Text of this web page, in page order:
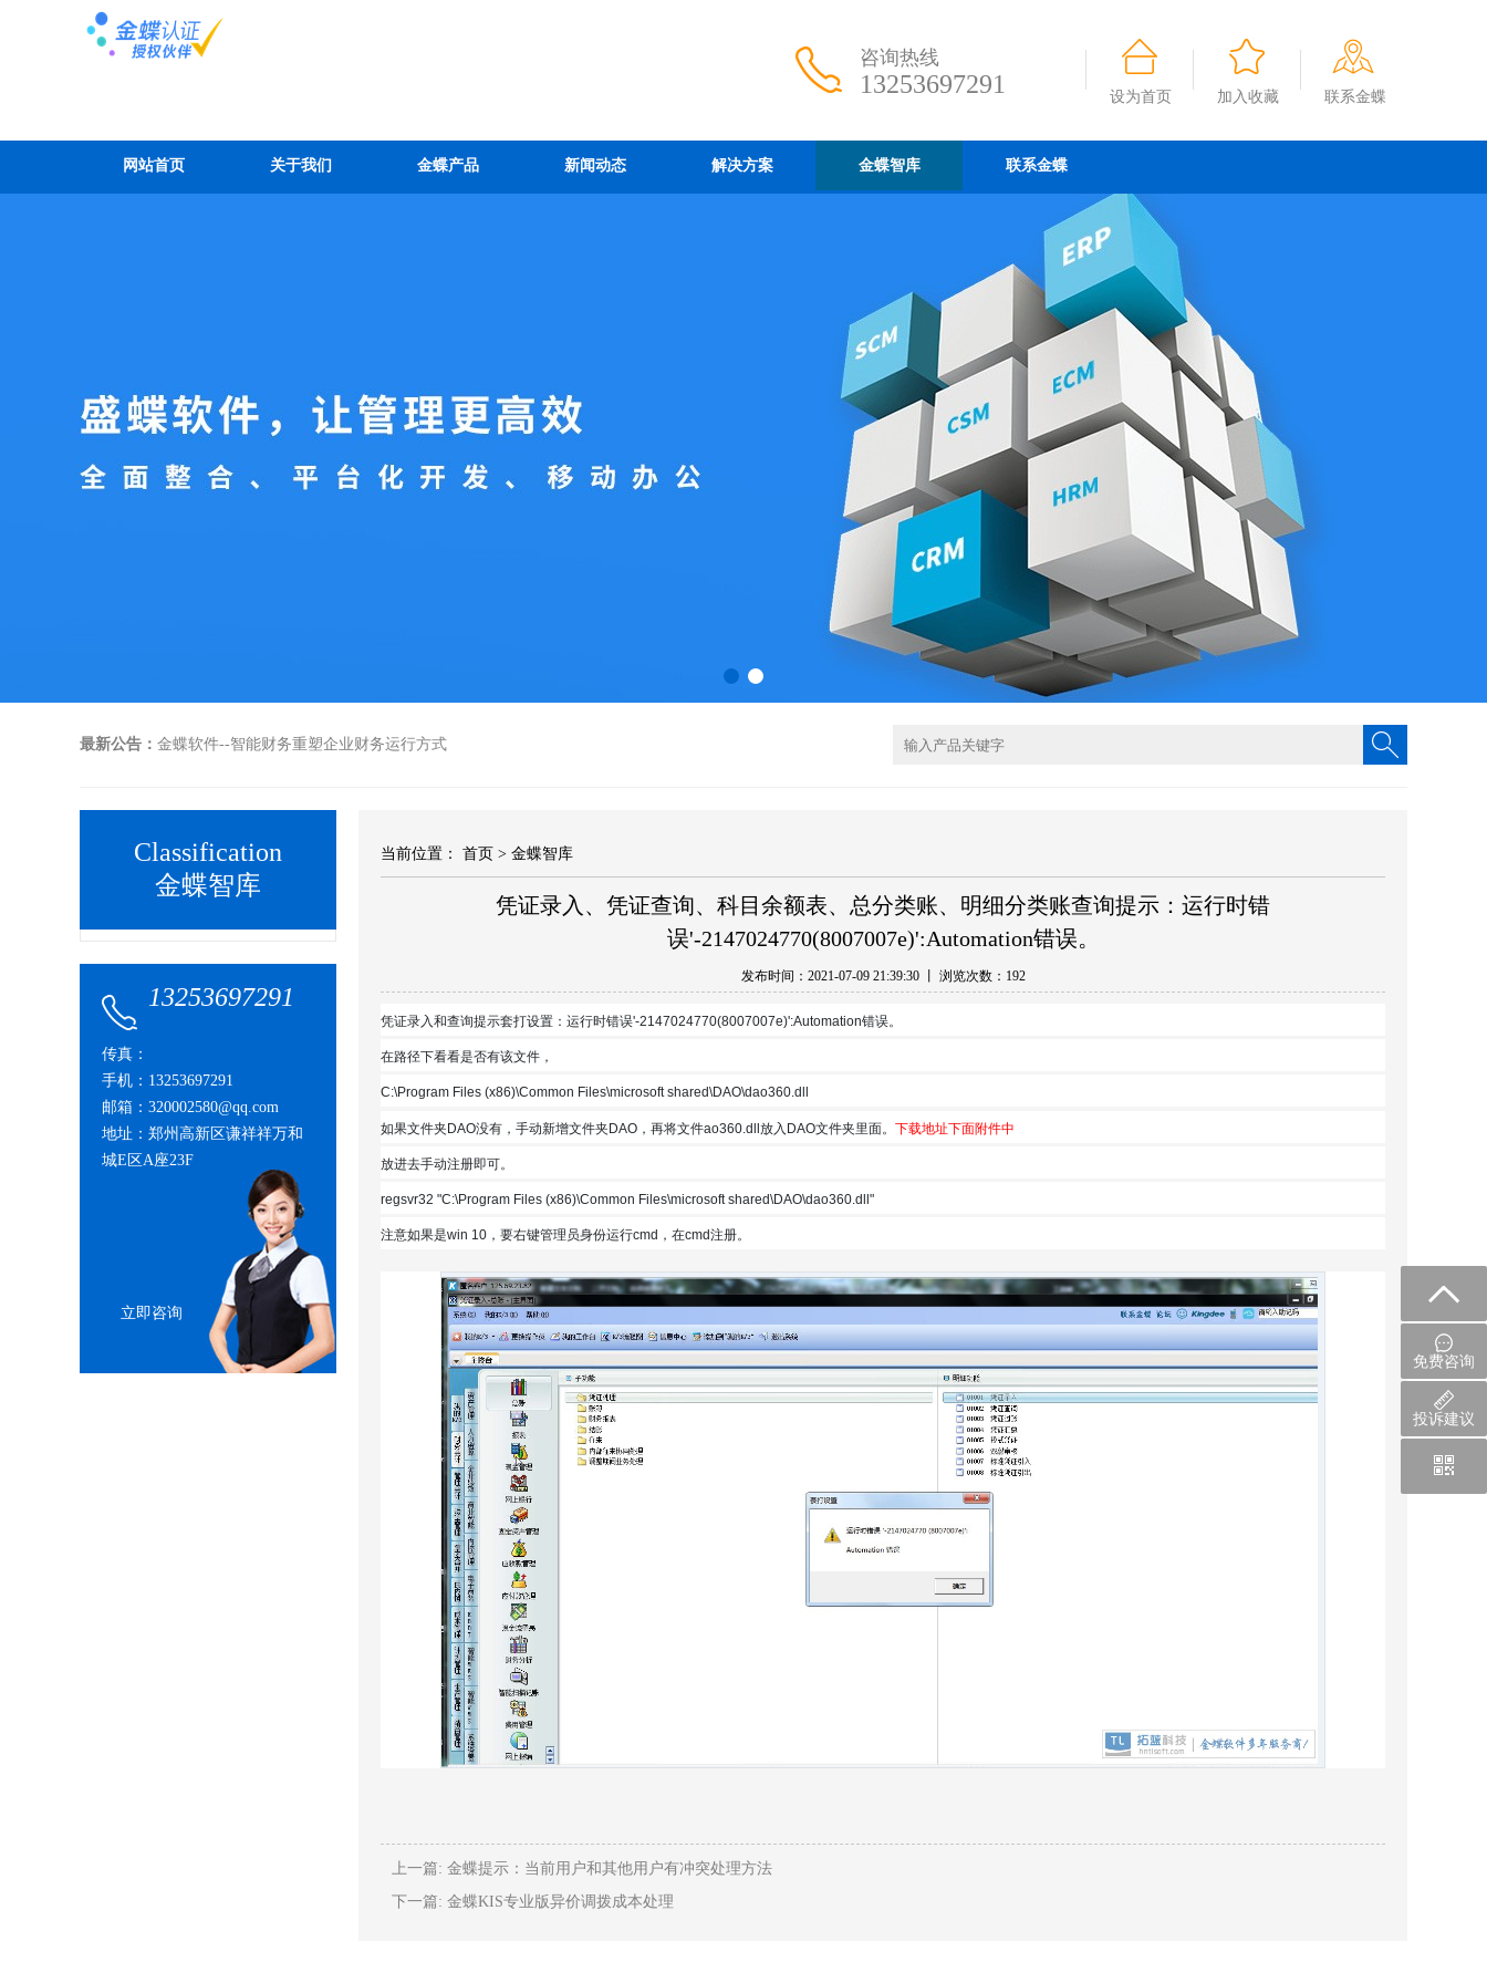
咨询热线
13253697291 设为首页 加入收藏 联系金蝶
网站首页 关于我们 金蝶产品 新闻动态 解决方案 金蝶智库 联系金蝶
最新公告： 金蝶软件--智能财务重塑企业财务运行方式
Classification
金蝶智库
13253697291
传真：
手机：13253697291
邮箱：320002580@qq.com
地址：郑州高新区谦祥祥万和
城E区A座23F
立即咨询
当前位置： 首页 > 金蝶智库
凭证录入、凭证查询、科目余额表、总分类账、明细分类账查询提示：运行时错
误'-2147024770(8007007e)':Automation错误。
发布时间：2021-07-09 21:39:30 丨 浏览次数：192
凭证录入和查询提示套打设置：运行时错误'-2147024770(8007007e)':Automation错误。
在路径下看看是否有该文件，
C:\Program Files (x86)\Common Files\microsoft shared\DAO\dao360.dll
如果文件夹DAO没有，手动新增文件夹DAO，再将文件ao360.dll放入DAO文件夹里面。 下载地址下面附件中
放进去手动注册即可。
regsvr32 "C:\Program Files (x86)\Common Files\microsoft shared\DAO\dao360.dll"
注意如果是win 10，要右键管理员身份运行cmd，在cmd注册。
上一篇: 金蝶提示：当前用户和其他用户有冲突处理方法
下一篇: 金蝶KIS专业版异价调拨成本处理
免费咨询
投诉建议